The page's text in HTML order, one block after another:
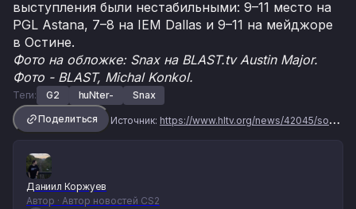
выступления были нестабильными: 9–11 место на
PGL Astana, 7–8 на IEM Dallas и 9–11 на мейджоре
в Остине.
Фото на обложке: Snax на BLAST.tv Austin Major.
Фото - BLAST, Michal Konkol.
Теги: G2 huNter-
Snax
Поделиться
Источник: https://www.hltv.org/news/42045/sources-g2-seek-snax-replacement-as-hunter-targets-igl-role
Даниил Коржуев
Автор · Автор новостей CS2